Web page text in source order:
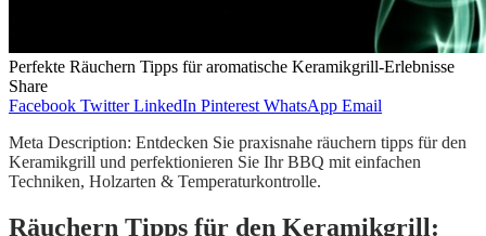
Perfekte Räuchern Tipps für aromatische Keramikgrill-Erlebnisse
Share
Facebook Twitter LinkedIn Pinterest WhatsApp Email
Meta Description: Entdecken Sie praxisnahe räuchern tipps für den
Keramikgrill und perfektionieren Sie Ihr BBQ mit einfachen
Techniken, Holzarten & Temperaturkontrolle.
Räuchern Tipps für den Keramikgrill: